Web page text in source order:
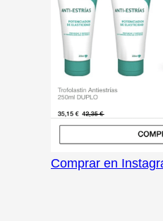
Comprar en